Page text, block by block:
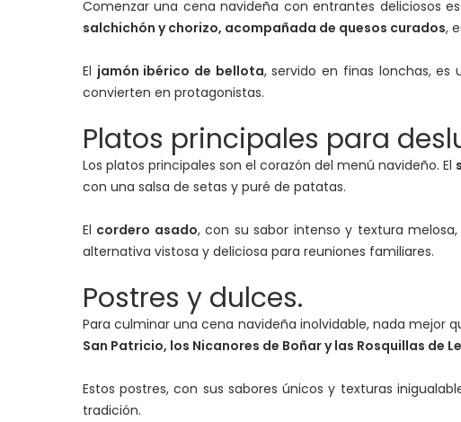
Comenzar una cena navideña con entrantes deliciosos
salchichón y chorizo, acompañada de quesos curados,
El jamón ibérico de bellota, servido en finas lonchas, es
convierten en protagonistas.
Platos principales para
Los platos principales son el corazón del menú navideño. El
con una salsa de setas y puré de patatas.
El cordero asado, con su sabor intenso y textura
alternativa vistosa y deliciosa para reuniones familiares.
Postres y dulces.
Para culminar una cena navideña inolvidable, nada mejor
San Patricio, los Nicanores de Boñar y las Rosquillas de
Estos postres, con sus sabores únicos y texturas
tradición.